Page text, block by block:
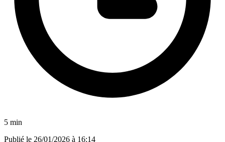
5 min
Publié le 26/01/2026 à 16:14